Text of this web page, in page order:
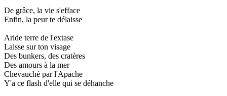
De grâce, la vie s'efface
Enfin, la peur te délaisse
Aride terre de l'extase
Laisse sur ton visage
Des bunkers, des cratères
Des amours à la mer
Chevauché par l'Apache
Y'a ce flash d'elle qui se déhanche